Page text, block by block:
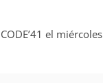
el miércoles